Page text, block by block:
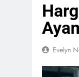
Evelyn